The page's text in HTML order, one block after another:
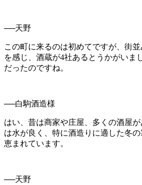
──天野
この町に来るのは初めてですが、街
を感じ、酒蔵が4社あるとうかがいま
だったのですね。
──白駒酒造様
はい、昔は商家や庄屋、多くの酒屋
は水が良く、特に酒造りに適した冬
恵まれています。
──天野